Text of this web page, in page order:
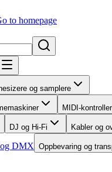
to homepage
og samplere
MIDI-
DJ og Hi-Fi Kabler og
DMX Oppbevaring og